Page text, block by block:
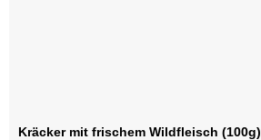
Kräcker mit frischem Wildfleisch (100g)